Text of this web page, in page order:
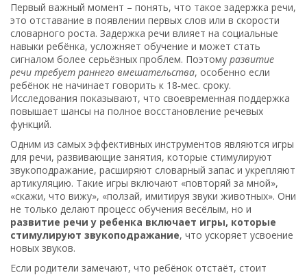
Первый важный момент – понять, что такое задержка речи,
это отставание в появлении первых слов или в скорости
словарного роста. Задержка речи влияет на социальные
навыки ребёнка, усложняет обучение и может стать
сигналом более серьёзных проблем. Поэтому развитие
речи требует раннего вмешательства, особенно если
ребёнок не начинает говорить к 18‑мес. сроку.
Исследования показывают, что своевременная поддержка
повышает шансы на полное восстановление речевых
функций.
Одним из самых эффективных инструментов являются игры
для речи, развивающие занятия, которые стимулируют
звукоподражание, расширяют словарный запас и укрепляют
артикуляцию. Такие игры включают «повторяй за мной»,
«скажи, что вижу», «ползай, имитируя звуки животных». Они
не только делают процесс обучения весёлым, но и
развитие речи у ребенка включает игры, которые
стимулируют звукоподражание, что ускоряет усвоение
новых звуков.
Если родители замечают, что ребёнок отстаёт, стоит